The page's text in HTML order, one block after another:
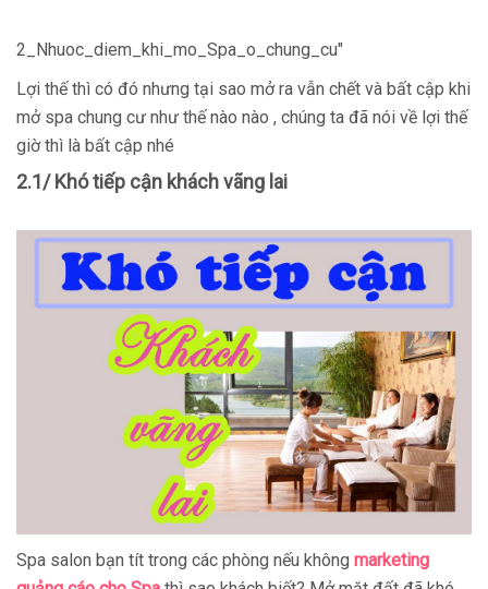
2_Nhuoc_diem_khi_mo_Spa_o_chung_cu"
Lợi thế thì có đó nhưng tại sao mở ra vẫn chết và bất cập khi
mở spa chung cư như thế nào nào , chúng ta đã nói về lợi thế
giờ thì là bất cập nhé
2.1/ Khó tiếp cận khách vãng lai
Spa salon bạn tít trong các phòng nếu không marketing